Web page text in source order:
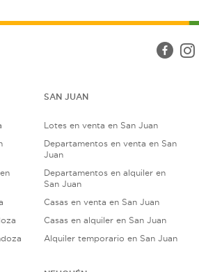
SAN JUAN
Lotes en venta en San Juan
Departamentos en venta en San
Juan
Departamentos en alquiler en
San Juan
Casas en venta en San Juan
Casas en alquiler en San Juan
Alquiler temporario en San Juan